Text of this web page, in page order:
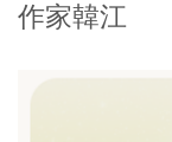
作家韓江